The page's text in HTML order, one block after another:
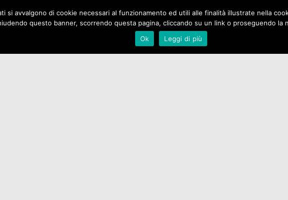
Home Chi Siamo
avvalgono di cookie necessari al funzionamento ed utili alle finalità illustrate nella
questo banner, scorrendo questa pagina, cliccando su un link o proseguendo la
Ok
Leggi di più